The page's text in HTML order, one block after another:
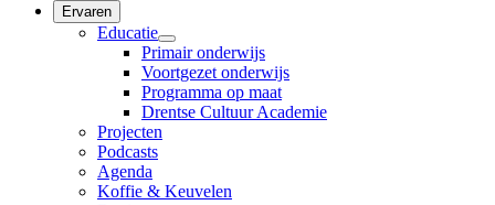
Ervaren
Educatie
Primair onderwijs
Voortgezet onderwijs
Programma op maat
Drentse Cultuur Academie
Projecten
Podcasts
Agenda
Koffie & Keuvelen